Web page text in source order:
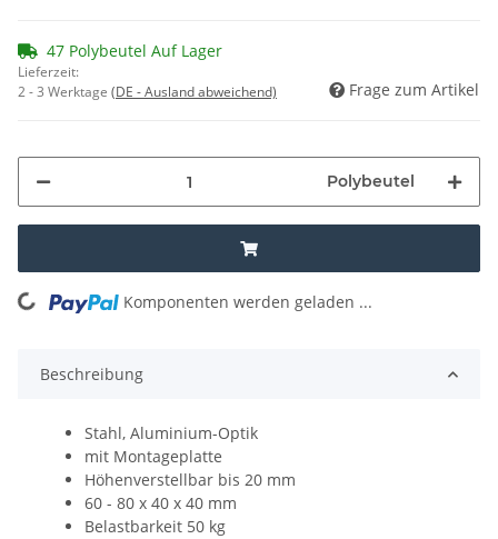
47 Polybeutel Auf Lager
Lieferzeit:
2 - 3 Werktage (DE - Ausland abweichend) Frage zum Artikel
Polybeutel
Loading... Komponenten werden geladen ...
Beschreibung
Stahl, Aluminium-Optik
mit Montageplatte
Höhenverstellbar bis 20 mm
60 - 80 x 40 x 40 mm
Belastbarkeit 50 kg